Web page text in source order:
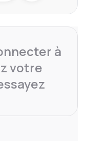
à
votre